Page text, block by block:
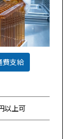
費支給
以上可